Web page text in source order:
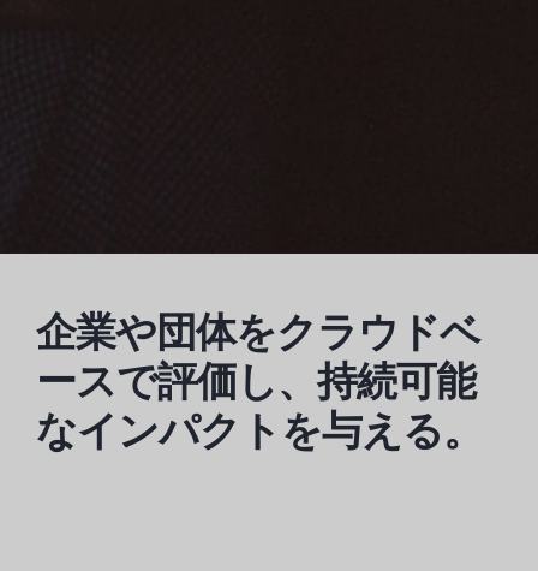
企業や団体をクラウドベ
ースで評価し、持続可能
なインパクトを与える。